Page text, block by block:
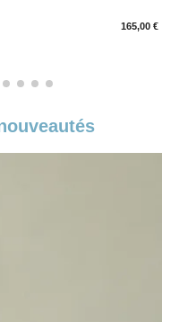
165,00 €